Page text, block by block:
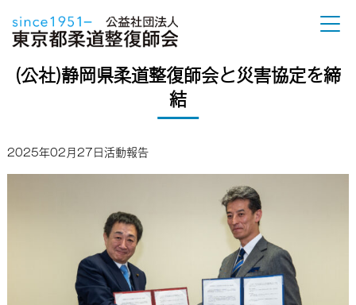
(公社)静岡県柔道整復師会と災害協定を締
結
2025年02月27日 活動報告